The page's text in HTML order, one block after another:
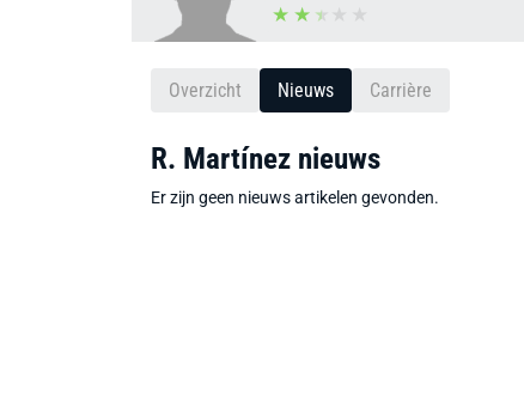
Overzicht Nieuws Carrière
R. Martínez nieuws
Er zijn geen nieuws artikelen gevonden.